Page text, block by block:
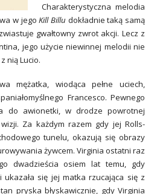
Charakterystyczna melodia
w jegoKill Billu dokładnie taką samą
gwałtowny zwrot akcji. Lecz z
jego użycie niewinnej melodii nie
nią Lucio.
mężatka, wiodąca pełne uciech,
Francesco. Pewnego
do awionetki, w drodze powrotnej
Za każdym razem gdy jej Rolls-
tunelu, okazują się obrazy
żywcem. Virginia ostatni raz
dwadzieścia osiem lat temu, gdy
się jej matka rzucająca się z
pryska błyskawicznie, gdy Virginia